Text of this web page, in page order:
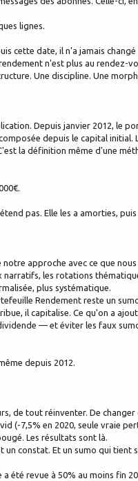
lignes.
cette date, il n'a jamais
n'est plus au rendez-
Une discipline. Une
Depuis janvier 2012, le
depuis le capital
la définition même d'une
pas. Elle les a amorties, puis
notre approche avec ce que
narratifs, les rotations
plus systématique.
Rendement reste un
il capitalise. Ce qu'on a
— et éviter les faux
depuis 2012.
de tout réinventer. De
(-7,5% en 2020, seule vraie
Les résultats sont là.
constat. Et un sumo qui tient
été revue à 50% au moins fin